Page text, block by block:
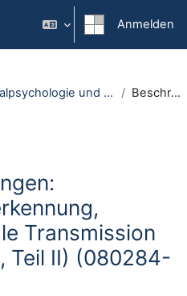
Anmelden
Sozialpsychologie und -anthropologie Beschreibung
Transmission
Teil II) (080284-